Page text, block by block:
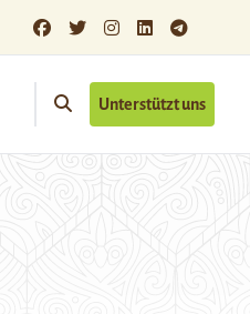
Unterstützt uns